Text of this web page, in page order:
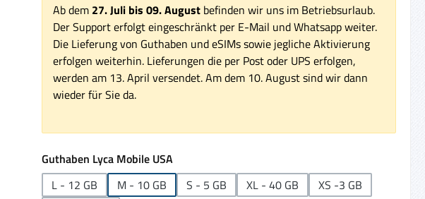
Ab dem 27. Juli bis 09. Augustbefinden wir uns im Betriebsurlaub.
Der Support erfolgt eingeschränkt per E-Mail und Whatsapp weiter.
Die Lieferung von Guthaben und eSIMs sowie jegliche Aktivierung
erfolgen weiterhin. Lieferungen die per Post oder UPS erfolgen,
werden am 13. April versendet. Am dem 10. August sind wir dann
wieder für Sie da.
Guthaben Lyca Mobile USAauswählen
L - 12 GB
M - 10 GB S - 5 GB XL - 40 GB
XS -3 GB